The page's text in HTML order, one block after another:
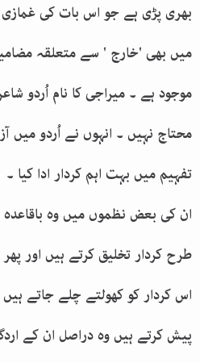
بھری پڑی ہے جو اس بات کی غمازی
میں بھی 'خارج ' سے متعلقہ
موجود ہے ۔ میراجی کا نام اُردو
محتاج نہیں ۔ انہوں نے اُردو میں
تفہیم میں بہت اہم کردار ادا کیا ۔
ان کی بعض نظموں میں وہ
طرح کردار تخلیق کرتے ہیں اور
اس کردار کو کھولتے چلے جاتے
پیش کرتے ہیں وہ دراصل ان کے